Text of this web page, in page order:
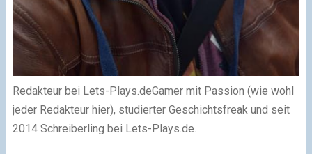
Redakteurbei Lets-Plays.deGamer mit Passion (wie wohl
jeder Redakteur hier), studierter Geschichtsfreak und seit
2014 Schreiberling bei Lets-Plays.de.